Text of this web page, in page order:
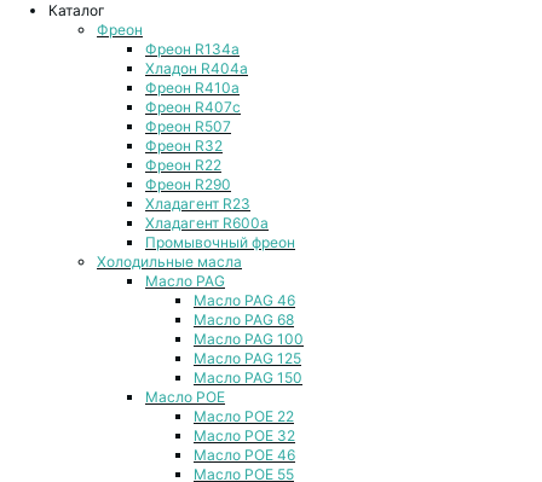
Каталог
Фреон
Фреон R134a
Хладон R404a
Фреон R410a
Фреон R407с
Фреон R507
Фреон R32
Фреон R22
Фреон R290
Хладагент R23
Хладагент R600a
Промывочный фреон
Холодильные масла
Масло PAG
Масло PAG 46
Масло PAG 68
Масло PAG 100
Масло PAG 125
Масло PAG 150
Масло POE
Масло POE 22
Масло POE 32
Масло POE 46
Масло POE 55